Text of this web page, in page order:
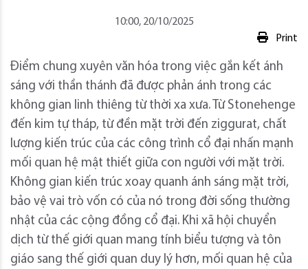
10:00, 20/10/2025
Print
Điểm chung xuyên văn hóa trong việc gắn kết ánh
sáng với thần thánh đã được phản ánh trong các
không gian linh thiêng từ thời xa xưa. Từ Stonehenge
đến kim tự tháp, từ đền mặt trời đến ziggurat, chất
lượng kiến ​​trúc của các công trình cổ đại nhấn mạnh
mối quan hệ mật thiết giữa con người với mặt trời.
Không gian kiến ​​trúc xoay quanh ánh sáng mặt trời,
bảo vệ vai trò vốn có của nó trong đời sống thường
nhật của các cộng đồng cổ đại. Khi xã hội chuyển
dịch từ thế giới quan mang tính biểu tượng và tôn
giáo sang thế giới quan duy lý hơn, mối quan hệ của